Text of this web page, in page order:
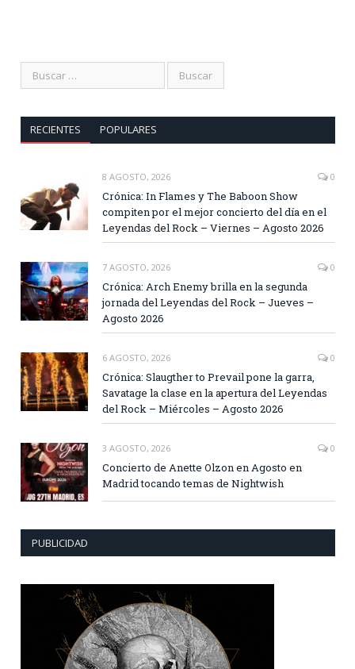
RECIENTES POPULARES
8 AGOSTO, 2026 0
Crónica: In Flames y The Baboon Show
compiten por el mejor concierto del día en el
Leyendas del Rock – Viernes – Agosto 2026
7 AGOSTO, 2026 0
Crónica: Arch Enemy brilla en la segunda
jornada del Leyendas del Rock – Jueves –
Agosto 2026
6 AGOSTO, 2026 0
Crónica: Slaugther to Prevail pone la garra,
Savatage la clase en la apertura del Leyendas
del Rock – Miércoles – Agosto 2026
3 AGOSTO, 2026 0
Concierto de Anette Olzon en Agosto en
Madrid tocando temas de Nightwish
PUBLICIDAD